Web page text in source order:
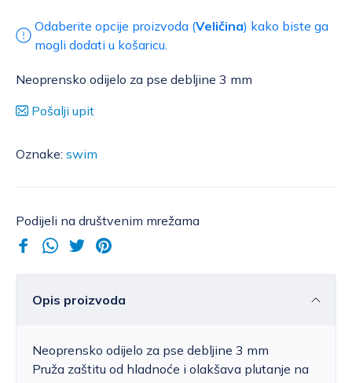
Odaberite opcije proizvoda (Veličina) kako biste ga
mogli dodati u košaricu.
Neoprensko odijelo za pse debljine 3 mm
Pošalji upit
Oznake: swim
Podijeli na društvenim mrežama
Opis proizvoda
Neoprensko odijelo za pse debljine 3 mm
Pruža zaštitu od hladnoće i olakšava plutanje na